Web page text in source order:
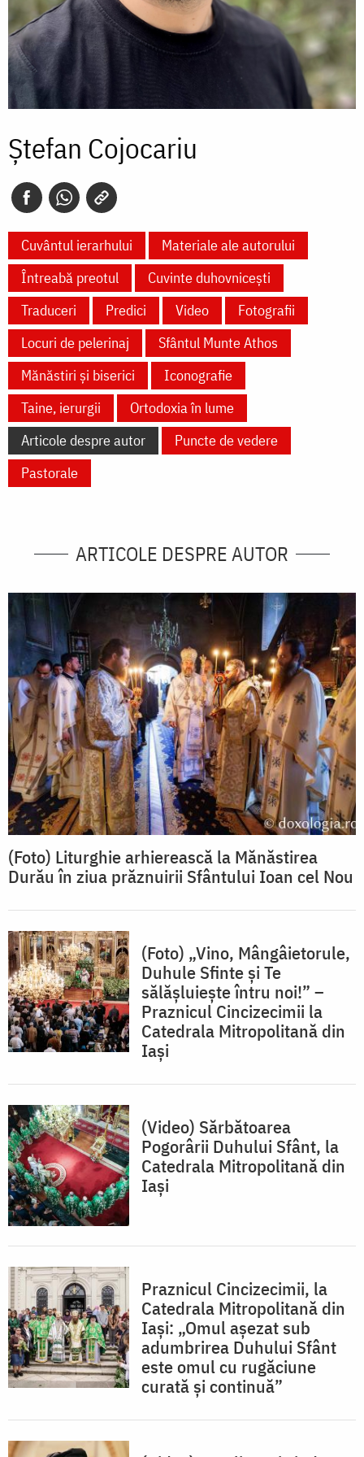
Ștefan Cojocariu
Cuvântul ierarhului
Materiale ale autorului
Întreabă preotul
Cuvinte duhovnicești
Traduceri
Predici Video
Fotografii
Locuri de pelerinaj
Sfântul Munte Athos
Mănăstiri și biserici
Iconografie
Taine, ierurgii
Ortodoxia în lume
Articole despre autor
Puncte de vedere
Pastorale
ARTICOLE DESPRE AUTOR
(Foto) Liturghie arhierească la Mănăstirea
Durău în ziua prăznuirii Sfântului Ioan cel Nou
(Foto) „Vino, Mângâietorule,
Duhule Sfinte și Te
sălășluiește întru noi!” –
Praznicul Cincizecimii la
Catedrala Mitropolitană din
Iași
(Video) Sărbătoarea
Pogorârii Duhului Sfânt, la
Catedrala Mitropolitană din
Iași
Praznicul Cincizecimii, la
Catedrala Mitropolitană din
Iași: „Omul așezat sub
adumbrirea Duhului Sfânt
este omul cu rugăciune
curată și continuă”